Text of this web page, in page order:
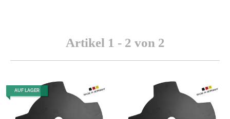
Artikel 1 - 2 von 2
AUF LAGER